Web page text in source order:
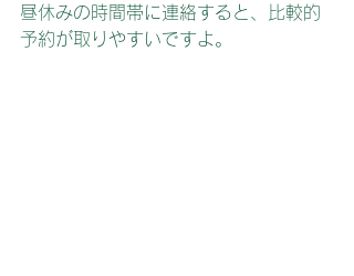
昼休みの時間帯に連絡すると、比較的
予約が取りやすいですよ。